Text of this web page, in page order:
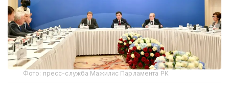
Фото: пресс-служба Мажилис Парламента РК